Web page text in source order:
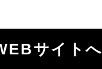
サイトへ